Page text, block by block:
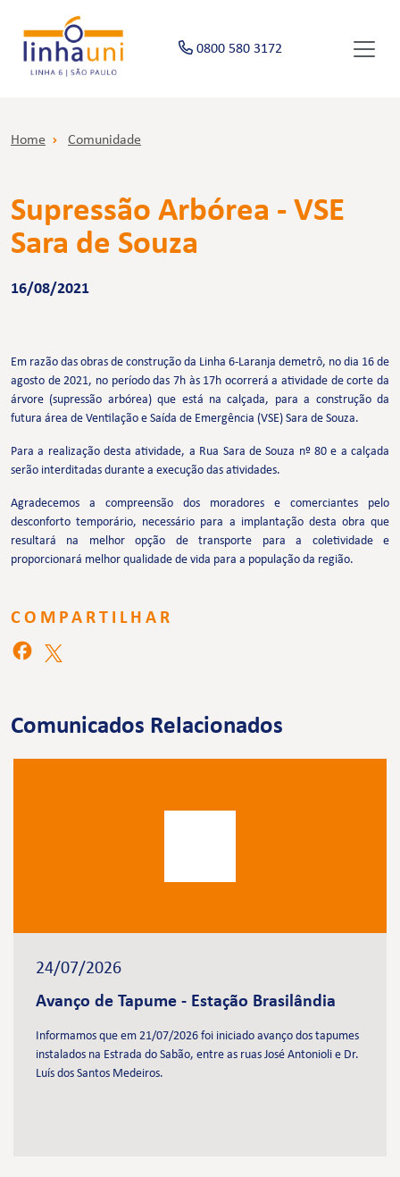
0800 580 3172
Home Comunidade
Supressão Arbórea - VSE
Sara de Souza
16/08/2021
Em razão das obras de construção da Linha 6-Laranja demetrô, no dia 16 de
agosto de 2021, no período das 7h às 17h ocorrerá a atividade de corte da
árvore (supressão arbórea) que está na calçada, para a construção da
futura área de Ventilação e Saída de Emergência (VSE) Sara de Souza.
Para a realização desta atividade, a Rua Sara de Souza nº 80 e a calçada
serão interditadas durante a execução das atividades.
Agradecemos a compreensão dos moradores e comerciantes pelo
desconforto temporário, necessário para a implantação desta obra que
resultará na melhor opção de transporte para a coletividade e
proporcionará melhor qualidade de vida para a população da região.
COMPARTILHAR
Comunicados Relacionados
24/07/2026
Avanço de Tapume - Estação Brasilândia
Informamos que em 21/07/2026 foi iniciado avanço dos tapumes
instalados na Estrada do Sabão, entre as ruas José Antonioli e Dr.
Luís dos Santos Medeiros.